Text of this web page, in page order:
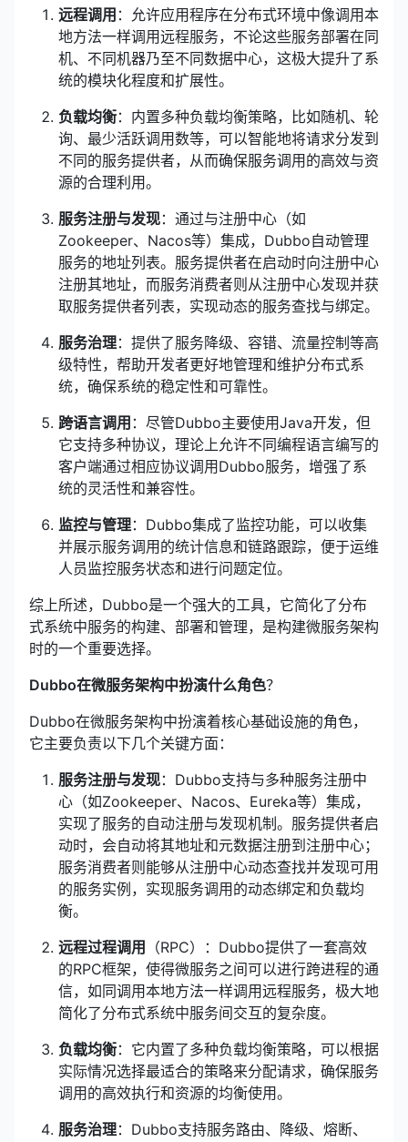
远程调用 ：允许应用程序在分布式环境中像调用本
地方法一样调用远程服务，不论这些服务部署在同
机、不同机器乃至不同数据中心，这极大提升了系
统的模块化程度和扩展性。
负载均衡：内置多种负载均衡策略，比如随机、轮
询、最少活跃调用数等，可以智能地将请求分发到
不同的服务提供者，从而确保服务调用的高效与资
源的合理利用。
服务注册与发现：通过与注册中心（如
Zookeeper、Nacos等）集成，Dubbo自动管理
服务的地址列表。服务提供者在启动时向注册中心
注册其地址，而服务消费者则从注册中心发现并获
取服务提供者列表，实现动态的服务查找与绑定。
服务治理：提供了服务降级、容错、流量控制等高
级特性，帮助开发者更好地管理和维护分布式系
统，确保系统的稳定性和可靠性。
跨语言调用 ：尽管Dubbo主要使用Java开发，但
它支持多种协议，理论上允许不同编程语言编写的
客户端通过相应协议调用Dubbo服务，增强了系
统的灵活性和兼容性。
监控与管理：Dubbo集成了监控功能，可以收集
并展示服务调用的统计信息和链路跟踪，便于运维
人员监控服务状态和进行问题定位。
综上所述，Dubbo是一个强大的工具，它简化了分布
式系统中服务的构建、部署和管理，是构建微服务架构
时的一个重要选择。
Dubbo在微服务架构中扮演什么角色？
Dubbo在微服务架构中扮演着核心基础设施的角色，
它主要负责以下几个关键方面：
服务注册与发现：Dubbo支持与多种服务注册中
心（如Zookeeper、Nacos、Eureka等）集成，
实现了服务的自动注册与发现机制。服务提供者启
动时，会自动将其地址和元数据注册到注册中心；
服务消费者则能够从注册中心动态查找并发现可用
的服务实例，实现服务调用的动态绑定和负载均
衡。
远程过程调用
（RPC）：Dubbo提供了一套高效
的RPC框架，使得微服务之间可以进行跨进程的通
信，如同调用本地方法一样调用远程服务，极大地
简化了分布式系统中服务间交互的复杂度。
负载均衡：它内置了多种负载均衡策略，可以根据
实际情况选择最适合的策略来分配请求，确保服务
调用的高效执行和资源的均衡使用。
服务治理：Dubbo支持服务路由、降级、熔断、